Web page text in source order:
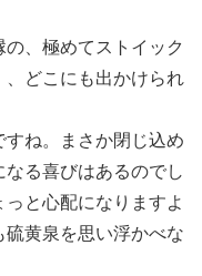
、極めてストイック
どこにも出かけられ
ね。まさか閉じ込め
る喜びはあるのでし
と心配になりますよ
黄泉を思い浮かべな